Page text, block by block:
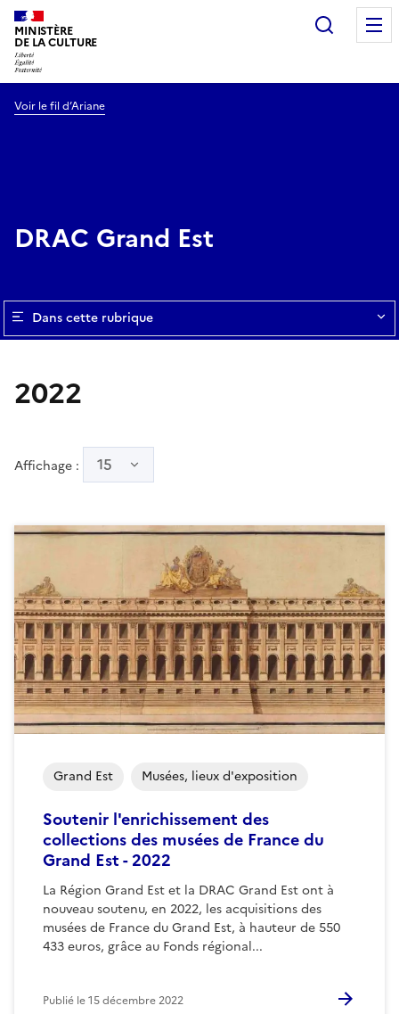
MINISTÈRE
DE LA CULTURE
Voir le fil d’Ariane
DRAC Grand Est
Dans cette rubrique
2022
Affichage : 15
Soutenir l'enrichissement des
collections des musées de France du
Grand Est - 2022
La Région Grand Est et la DRAC Grand Est ont à
nouveau soutenu, en 2022, les acquisitions des
musées de France du Grand Est, à hauteur de 550
433 euros, grâce au Fonds régional...
Grand Est Musées, lieux d'exposition
Publié le15 décembre 2022